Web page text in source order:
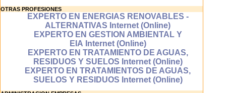
OTRAS PROFESIONES
EXPERTO EN ENERGIAS RENOVABLES -
ALTERNATIVAS Internet (Online)
EXPERTO EN GESTION AMBIENTAL Y
EIA Internet (Online)
EXPERTO EN TRATAMIENTO DE AGUAS,
RESIDUOS Y SUELOS Internet (Online)
EXPERTO EN TRATAMIENTOS DE AGUAS,
SUELOS Y RESIDUOS Internet (Online)